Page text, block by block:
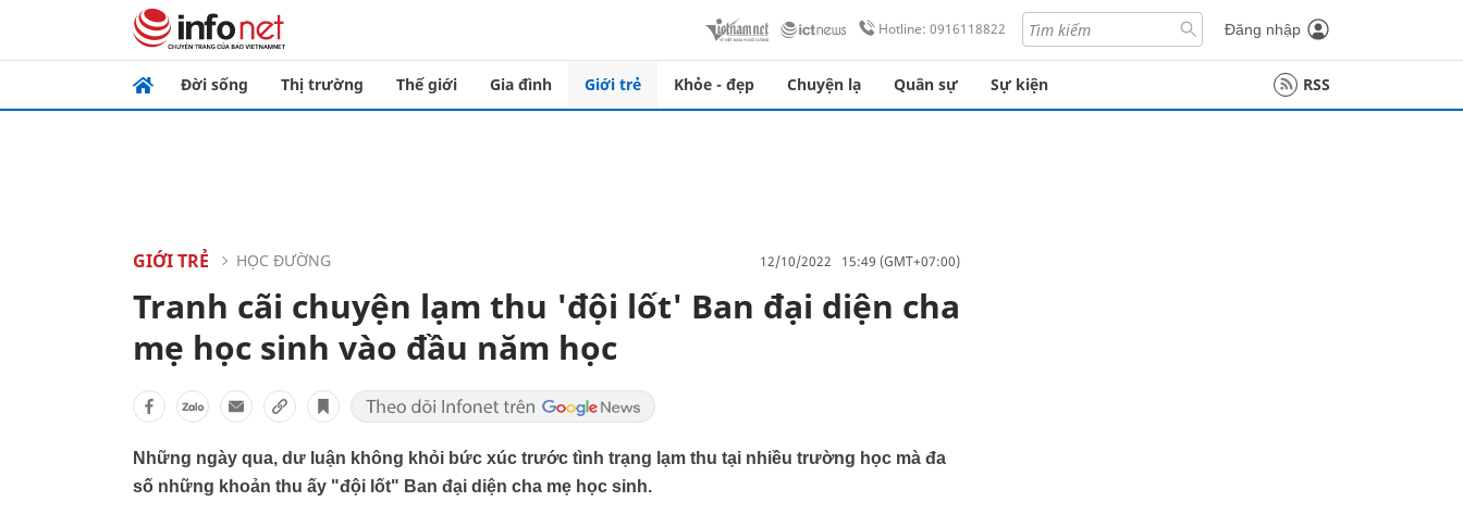
Hotline: 0916118822 Đăng nhập
Đời sống Thị trường Thế giới Gia đình Giới trẻ Khỏe - đẹp Chuyện lạ Quân sự Sự kiện RSS
GIỚI TRẺ HỌC ĐƯỜNG 12/10/2022 15:49 (GMT+07:00)
Tranh cãi chuyện lạm thu 'đội lốt' Ban đại diện cha
mẹ học sinh vào đầu năm học
Những ngày qua, dư luận không khỏi bức xúc trước tình trạng lạm thu tại nhiều trường học mà đa
số những khoản thu ấy "đội lốt" Ban đại diện cha mẹ học sinh.